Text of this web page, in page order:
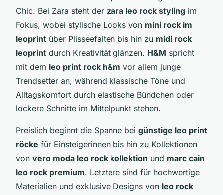
Chic. Bei Zara steht der zara leo rock styling im
Fokus, wobei stylische Looks von mini rock im
leoprint über Plisseefalten bis hin zu midi rock
leoprint durch Kreativität glänzen. H&M spricht
mit dem leo print rock h&m vor allem junge
Trendsetter an, während klassische Töne und
Alltagskomfort durch elastische Bündchen oder
lockere Schnitte im Mittelpunkt stehen.
Preislich beginnt die Spanne bei günstige leo print
röcke für Einsteigerinnen bis hin zu Kollektionen
von vero moda leo rock kollektion und marc cain
leo rock premium. Letztere sind für hochwertige
Materialien und exklusive Designs von leo rock